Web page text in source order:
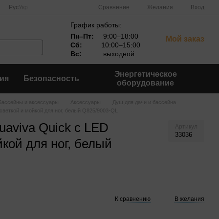
Рус Сравнение Желания Вход
График работы:
Пн–Пт:
9:00–18:00
Сб:
10:00–15:00
Вс:
выходной
Мой заказ
Безопасность
Энергетическое
оборудование
и аксессуары Аксессуары
Душ для дачи и бассейна
и мойкой для ног, белый Q825/9003-QL
Quick с LED
для ног, белый
33036
К сравнению В желания